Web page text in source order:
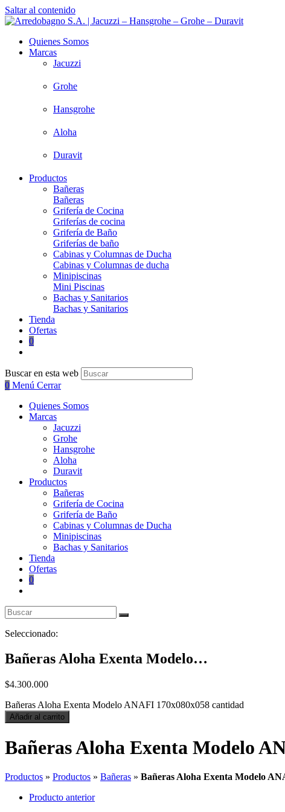
Saltar al contenido
Quienes Somos
Marcas
Jacuzzi
Grohe
Hansgrohe
Aloha
Duravit
Productos
Bañeras
Bañeras
Grifería de Cocina
Griferías de cocina
Grifería de Baño
Griferías de baño
Cabinas y Columnas de Ducha
Cabinas y Columnas de ducha
Minipiscinas
Mini Piscinas
Bachas y Sanitarios
Bachas y Sanitarios
Tienda
Ofertas
0
Buscar en esta web
0 Menú Cerrar
Quienes Somos
Marcas
Jacuzzi
Grohe
Hansgrohe
Aloha
Duravit
Productos
Bañeras
Grifería de Cocina
Grifería de Baño
Cabinas y Columnas de Ducha
Minipiscinas
Bachas y Sanitarios
Tienda
Ofertas
0
Seleccionado:
Bañeras Aloha Exenta Modelo…
$4.300.000
Bañeras Aloha Exenta Modelo ANAFI 170x080x058 cantidad
Añadir al carrito
Bañeras Aloha Exenta Modelo
Productos » Productos » Bañeras » Bañeras Aloha Exenta Modelo
Producto anterior